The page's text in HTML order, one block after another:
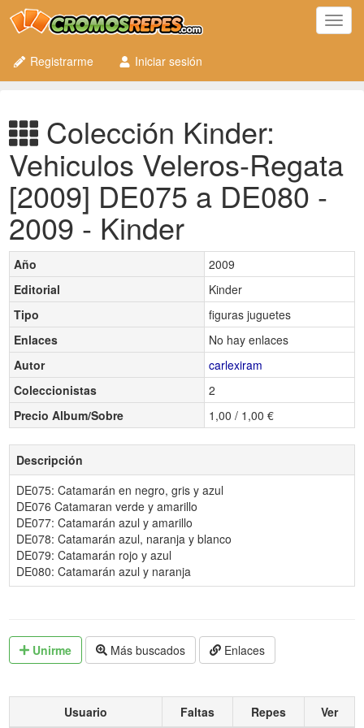
Registrarme
Iniciar sesión
Colección Kinder:
Vehiculos Veleros-Regata
[2009] DE075 a DE080 -
2009 - Kinder
Año
2009
Editorial
Kinder
Tipo
figuras juguetes
Enlaces
No hay enlaces
Autor
carlexiram
Coleccionistas
2
Precio Album/Sobre
1,00 / 1,00 €
Descripción
DE075: Catamarán en negro, gris y azul
DE076 Catamaran verde y amarillo
DE077: Catamarán azul y amarillo
DE078: Catamarán azul, naranja y blanco
DE079: Catamarán rojo y azul
DE080: Catamarán azul y naranja
Unirme Más buscados Enlaces
Usuario Faltas Repes Ver